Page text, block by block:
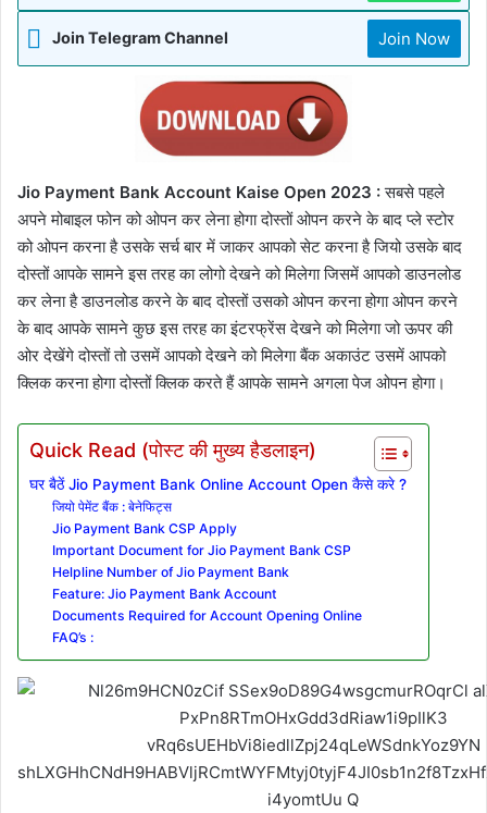
Join Telegram Channel Join Now
Jio Payment Bank Account Kaise Open 2023 :सबसे पहले
अपने मोबाइल फोन को ओपन कर लेना होगा दोस्तों ओपन करने के बाद प्ले स्टोर
को ओपन करना है उसके सर्च बार में जाकर आपको सेट करना है जियो उसके बाद
दोस्तों आपके सामने इस तरह का लोगो देखने को मिलेगा जिसमें आपको डाउनलोड
कर लेना है डाउनलोड करने के बाद दोस्तों उसको ओपन करना होगा ओपन करने
के बाद आपके सामने कुछ इस तरह का इंटरफ्रेंस देखने को मिलेगा जो ऊपर की
ओर देखेंगे दोस्तों तो उसमें आपको देखने को मिलेगा बैंक अकाउंट उसमें आपको
क्लिक करना होगा दोस्तों क्लिक करते हैं आपके सामने अगला पेज ओपन होगा।
Quick Read (पोस्ट की मुख्य हैडलाइन)
घर बैठें Jio Payment Bank Online Account Open कैसे करे ?
जियो पेमेंट बैंक : बेनेफिट्स
Jio Payment Bank CSP Apply
Important Document for Jio Payment Bank CSP
Helpline Number of Jio Payment Bank
Feature: Jio Payment Bank Account
Documents Required for Account Opening Online
FAQ’s :